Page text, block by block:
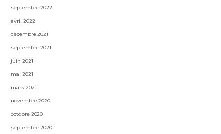
septembre 2022
avril 2022
décembre 2021
septembre 2021
juin 2021
mai 2021
mars 2021
novembre 2020
octobre 2020
septembre 2020